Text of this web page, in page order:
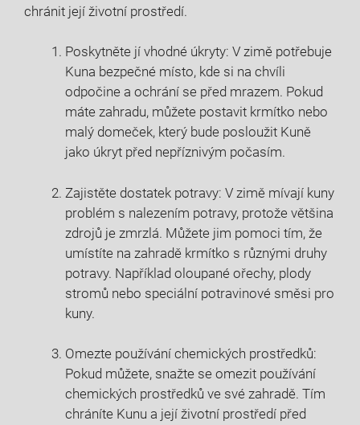
chránit její životní prostředí.
Poskytněte jí vhodné úkryty: V zimě potřebuje
Kuna bezpečné místo, kde si na chvíli
odpočine a ochrání se před mrazem. Pokud
máte zahradu, můžete postavit krmítko nebo
malý domeček, který bude posloužit Kuně
jako úkryt před nepříznivým počasím.
Zajistěte dostatek potravy: V zimě mívají kuny
problém s nalezením potravy, protože většina
zdrojů je zmrzlá. Můžete jim pomoci tím, že
umístíte na zahradě krmítko s různými druhy
potravy. Například oloupané ořechy, plody
stromů nebo speciální potravinové směsi pro
kuny.
Omezte používání chemických prostředků:
Pokud můžete, snažte se omezit používání
chemických prostředků ve své zahradě. Tím
chráníte Kunu a její životní prostředí před